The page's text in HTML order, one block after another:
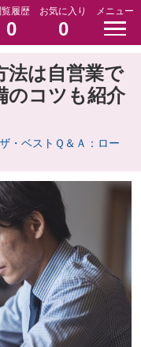
覧履歴
0
お気に入り
0
メニュー
法は自営業で
のコツも紹介
・ベストＱ＆Ａ：ロー